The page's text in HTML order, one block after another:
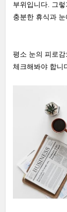
부위입니다. 그
충분한 휴식과
평소 눈의 피로
체크해봐야 합니